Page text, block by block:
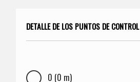
DETALLE DE LOS PUNTOS DE CONTROL
0 (0 m)